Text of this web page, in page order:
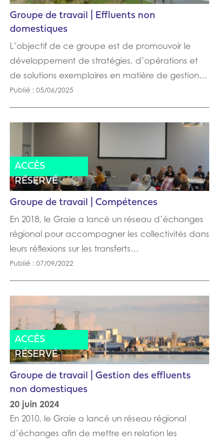
Groupe de travail | Effluents non
domestiques
L’objectif de ce groupe est de promouvoir le
développement de stratégies, d’opérations et
de solutions exemplaires en matière de gestion…
Publié : 05/06/2025
ACCÈS
RÉSERVÉ
Groupe de travail | Compétences
En 2018, le Graie a lancé un réseau d’échanges
régional pour accompagner les collectivités dans
leurs réflexions sur les transferts…
Publié : 07/09/2022
ACTES
ACCÈS
RÉSERVÉ
Groupe de travail | Gestion des effluents
non domestiques
20 juin 2024
En 2010, le Graie a lancé un réseau régional
d’échanges afin de mettre en relation les